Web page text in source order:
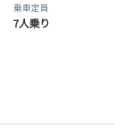
乗車定員
7人乗り